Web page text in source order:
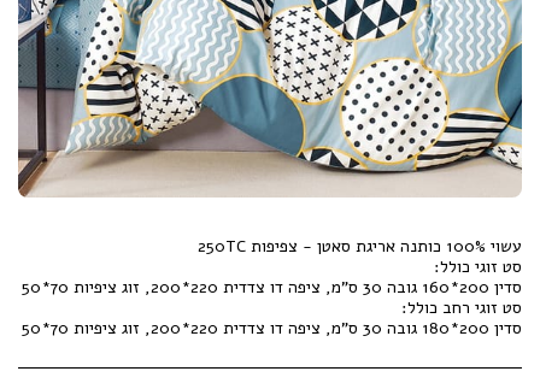
סדין 200*180 גובה 30 ס"מ, ציפה דו צדדית 220*200, זוג ציפיות 70*50